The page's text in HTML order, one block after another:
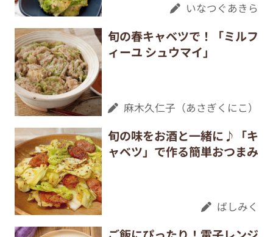
いなつぐあきら
旬の春キャベツで！「ミルフ
ィーユ シュウマイ」
麻木久仁子（あさぎくにこ）
旬の味をお酒と一緒に♪「キ
ャベツ」で作る簡単おつまみ
ばしみく